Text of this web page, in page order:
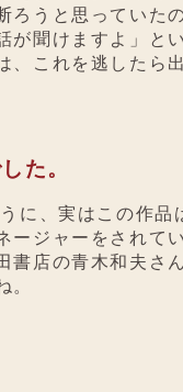
ろうと思っていた
が聞けますよ」と
、これを逃したら
た。
に、実はこの作
ージャーをされて
書店の青木和夫さ
。